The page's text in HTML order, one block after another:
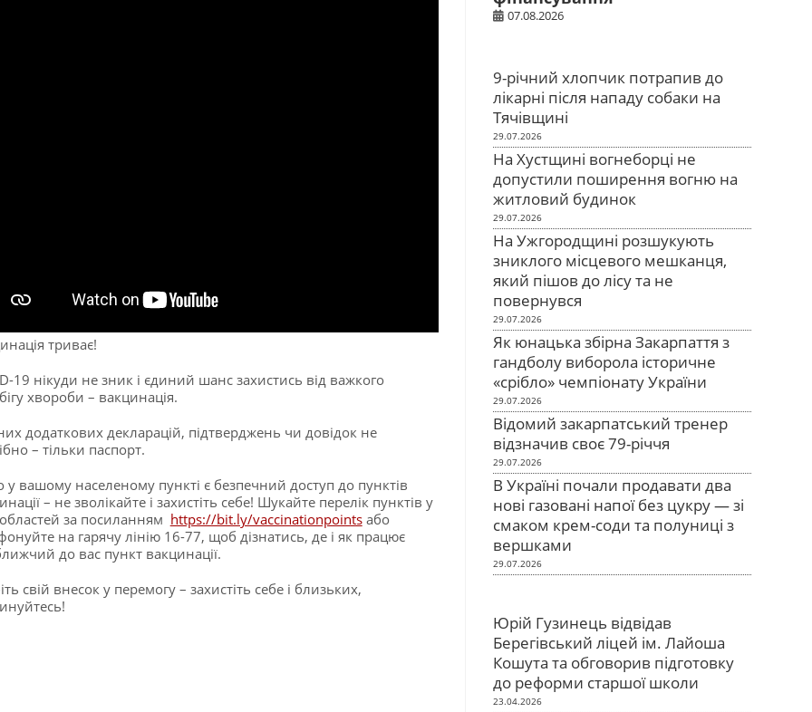
триває!
19 нікуди не зник і єдиний шанс захистись від важкого
хвороби – вакцинація.
додаткових декларацій, підтверджень чи довідок не
– тільки паспорт.
вашому населеному пункті є безпечний доступ до пунктів
– не зволікайте і захистіть себе! Шукайте перелік пунктів у
за посиланням https://bit.ly/vaccinationpointsабо
на гарячу лінію 16-77, щоб дізнатись, де і як працює
до вас пункт вакцинації.
свій внесок у перемогу – захистіть себе і близьких,
07.08.2026
9-річний хлопчик потрапив до
лікарні після нападу собаки на
Тячівщині
29.07.2026
На Хустщині вогнеборці не
допустили поширення вогню на
житловий будинок
29.07.2026
На Ужгородщині розшукують
зниклого місцевого мешканця,
який пішов до лісу та не
повернувся
29.07.2026
Як юнацька збірна Закарпаття з
гандболу виборола історичне
«срібло» чемпіонату України
29.07.2026
Відомий закарпатський тренер
відзначив своє 79-річчя
29.07.2026
В Україні почали продавати два
нові газовані напої без цукру — зі
смаком крем-соди та полуниці з
вершками
29.07.2026
Юрій Гузинець відвідав
Берегівський ліцей ім. Лайоша
Кошута та обговорив підготовку
до реформи старшої школи
23.04.2026